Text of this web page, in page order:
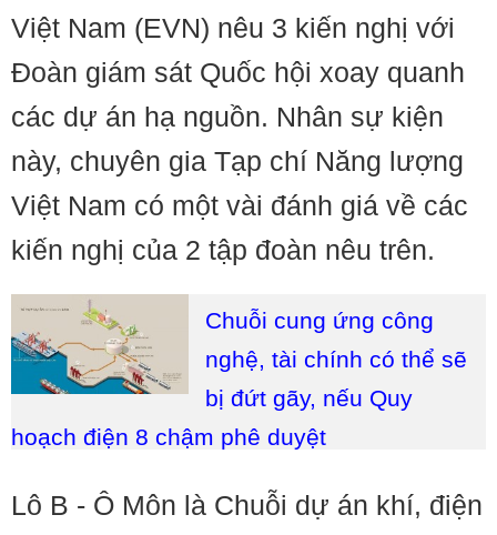
Việt Nam (EVN) nêu 3 kiến nghị với
Đoàn giám sát Quốc hội xoay quanh
các dự án hạ nguồn. Nhân sự kiện
này, chuyên gia Tạp chí Năng lượng
Việt Nam có một vài đánh giá về các
kiến nghị của 2 tập đoàn nêu trên.
Chuỗi cung ứng công
nghệ, tài chính có thể sẽ
bị đứt gãy, nếu Quy
hoạch điện 8 chậm phê duyệt
Lô B - Ô Môn là Chuỗi dự án khí, điện